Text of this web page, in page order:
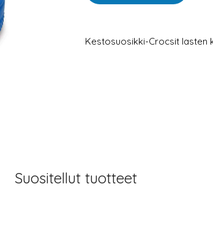
Kestosuosikki-Crocsit lasten
Suositellut tuotteet